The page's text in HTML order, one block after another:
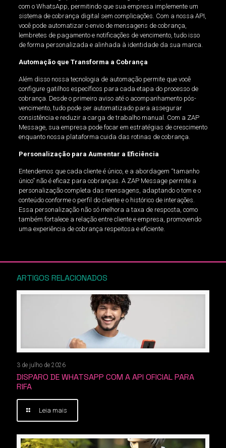
com o WhatsApp, permitindo que sua empresa implemente um
sistema de cobrança digital sem complicações. Com a nossa API,
você pode automatizar o envio de mensagens de cobrança,
lembretes de pagamento e notificações de vencimento, tudo isso
de forma personalizada e alinhada à identidade da sua marca.
Automação que Transforma a Cobrança
Além disso nossa tecnologia de automação permite que você
configure gatilhos específicos para cada etapa do processo de
cobrança. Desde o primeiro aviso até o acompanhamento pós-
vencimento, tudo pode ser automatizado para assegurar
consistência e reduzir a carga de trabalho manual. Com a ZAP
Message, sua empresa pode focar em estratégias de crescimento
enquanto nossa plataforma cuida das rotinas de cobrança.
Personalização para Aumentar a Eficiência
Entendemos que cada cliente é único, e a abordagem “tamanho
único” não é eficaz para cobranças. A ZAP Message permite a
personalização completa das mensagens, adaptando o tom e o
conteúdo conforme o perfil do cliente e o histórico de interações.
Essa personalização não só melhora a taxa de resposta, como
também fortalece a relação entre cliente e empresa, promovendo
uma experiência de cobrança respeitosa e eficiente.
ARTIGOS RELACIONADOS
3 de julho de 2026
DISPARO DE WHATSAPP COM A API OFICIAL PARA
RIFA
Leia mais